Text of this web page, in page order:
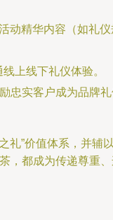
动精华内容（如礼
上线下礼仪体验。
忠实客户成为品牌礼
”价值体系，并辅
，都成为传递尊重